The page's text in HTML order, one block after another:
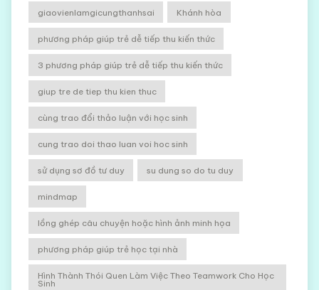
giaovienlamgicungthanhsai Khánh hòa
phương pháp giúp trẻ dễ tiếp thu kiến thức
3 phương pháp giúp trẻ dễ tiếp thu kiến thức
giup tre de tiep thu kien thuc
cùng trao đổi thảo luận với học sinh
cung trao doi thao luan voi hoc sinh
sử dụng sơ đồ tư duy su dung so do tu duy
mindmap
lồng ghép câu chuyện hoặc hình ảnh minh họa
phương pháp giúp trẻ học tại nhà
Hình Thành Thói Quen Làm Việc Theo Teamwork Cho Học
Sinh